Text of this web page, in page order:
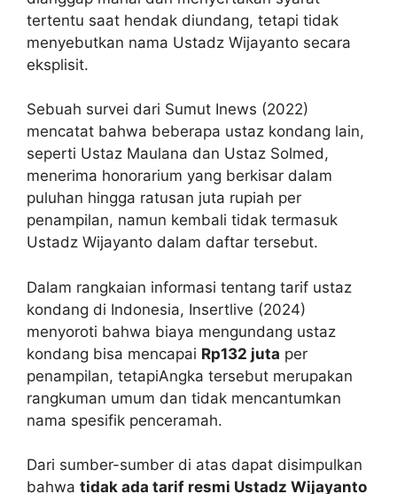
tertentu saat hendak diundang, tetapi tidak
menyebutkan nama Ustadz Wijayanto secara
eksplisit.
Sebuah survei dari Sumut Inews (2022)
mencatat bahwa beberapa ustaz kondang lain,
seperti Ustaz Maulana dan Ustaz Solmed,
menerima honorarium yang berkisar dalam
puluhan hingga ratusan juta rupiah per
penampilan, namun kembali tidak termasuk
Ustadz Wijayanto dalam daftar tersebut.
Dalam rangkaian informasi tentang tarif ustaz
kondang di Indonesia, Insertlive (2024)
menyoroti bahwa biaya mengundang ustaz
kondang bisa mencapai Rp132 juta per
penampilan, tetapiAngka tersebut merupakan
rangkuman umum dan tidak mencantumkan
nama spesifik penceramah.
Dari sumber-sumber di atas dapat disimpulkan
bahwa tidak ada tarif resmi Ustadz Wijayanto